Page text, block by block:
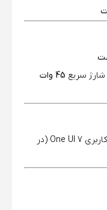
شارژ سریع 45 وات
سیستم‌عامل: Android 15 با رابط کاربری One UI 7 (در